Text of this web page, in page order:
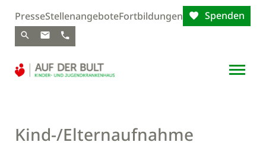
PresseStellenangeboteFortbildungen Spenden
Kind-/Elternaufnahme